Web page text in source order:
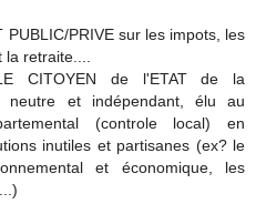
PUBLIC/PRIVE sur les impots, les
retraite....
CITOYEN de l'ETAT de la
neutre et indépendant, élu au
(controle local) en
inutiles et partisanes (ex? le
et économique, les